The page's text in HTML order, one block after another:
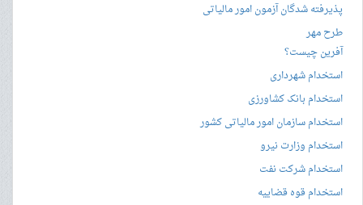
پذیرفته شدگان آزمون امور مالیاتی
طرح مهر
آفرین چیست؟
استخدام شهرداری
استخدام بانک کشاورزی
استخدام سازمان امور مالیاتی کشور
استخدام وزارت نیرو
استخدام شرکت نفت
استخدام قوه قضاییه